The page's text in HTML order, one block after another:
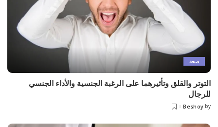
صحة
التوتر والقلق وتأثيرهما على الرغبة الجنسية والأداء الجنسي
للرجال
Posted
by
Beshoy